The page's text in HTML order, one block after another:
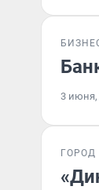
3 июня,
ГОРОД